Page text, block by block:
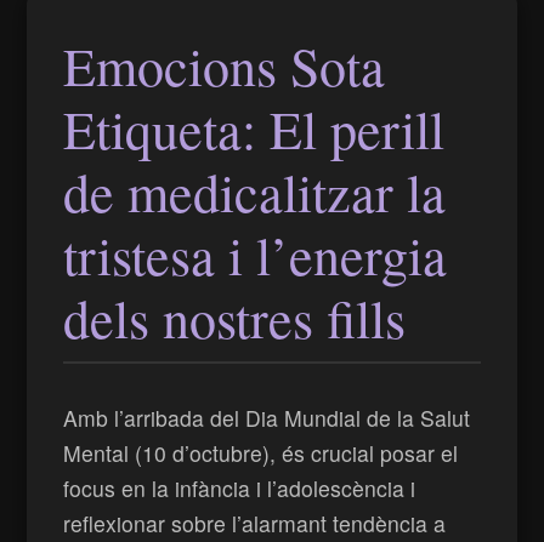
Emocions Sota
Etiqueta: El perill
de medicalitzar la
tristesa i l’energia
dels nostres fills
Amb l’arribada del Dia Mundial de la Salut
Mental (10 d’octubre), és crucial posar el
focus en la infància i l’adolescència i
reflexionar sobre l’alarmant tendència a